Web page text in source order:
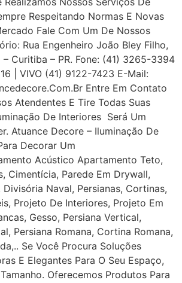
Respeitando Normas E Novas
Fale Com Um De Nossos
Rua Engenheiro João Bley Filho,
– Curitiba – PR. Fone: (41) 3265-3394
| VIVO (41) 9122-7423 E-Mail:
Entre Em Contato
Atendentes E Tire Todas Suas
De Interiores Será Um
Atuance Decore – Iluminação De
Decorar Um
Acústico Apartamento Teto,
Cimentícia, Parede Em Drywall,
Naval, Persianas, Cortinas,
Projeto De Interiores, Projeto Em
Gesso, Persiana Vertical,
Persiana Romana, Cortina Romana,
Se Você Procura Soluções
E Elegantes Para O Seu Espaço,
Oferecemos Produtos Para